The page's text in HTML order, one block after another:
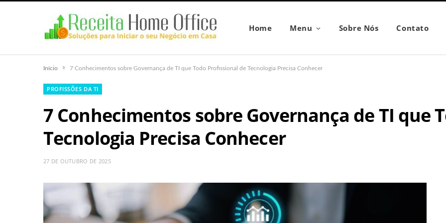
Home Menu Sobre Nós Contato
Início » 7 Conhecimentos sobre Governança de TI que Todo Profissional de Tecnologia Precisa Conhecer
PROFISSÕES DA TI
7 Conhecimentos sobre Governança de TI que
Tecnologia Precisa Conhecer
27 DE OUTUBRO DE 2025